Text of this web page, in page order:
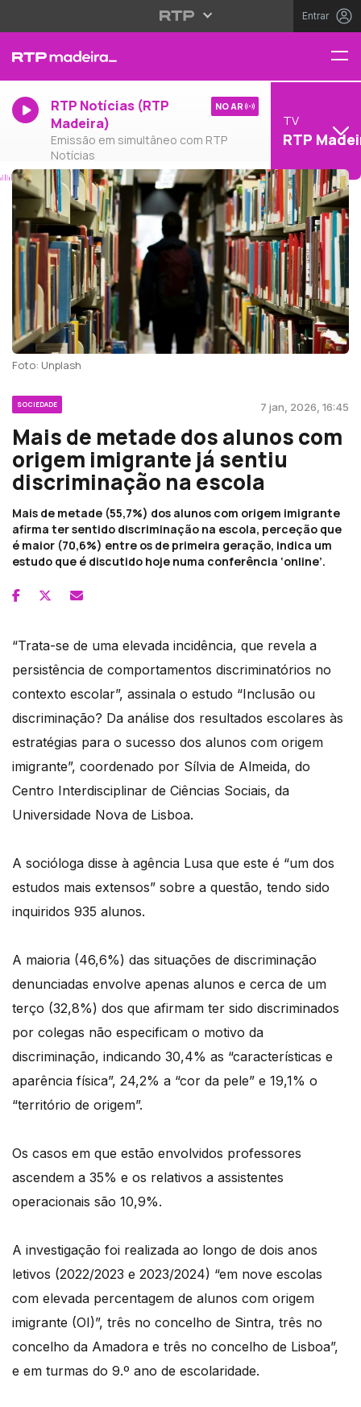
Entrar
RTP Notícias (RTP
Madeira)
Emissão em simultâneo com RTP
Notícias
NO AR
TV
RTP
Foto: Unplash
SOCIEDADE 7 jan, 2026, 16:45
Mais de metade dos alunos com
origem imigrante já sentiu
discriminação na escola
Mais de metade (55,7%) dos alunos com origem imigrante
afirma ter sentido discriminação na escola, perceção que
é maior (70,6%) entre os de primeira geração, indica um
estudo que é discutido hoje numa conferência ‘online’.
“Trata-se de uma elevada incidência, que revela a
persistência de comportamentos discriminatórios no
contexto escolar”, assinala o estudo “Inclusão ou
discriminação? Da análise dos resultados escolares às
estratégias para o sucesso dos alunos com origem
imigrante”, coordenado por Sílvia de Almeida, do
Centro Interdisciplinar de Ciências Sociais, da
Universidade Nova de Lisboa.
A socióloga disse à agência Lusa que este é “um dos
estudos mais extensos” sobre a questão, tendo sido
inquiridos 935 alunos.
A maioria (46,6%) das situações de discriminação
denunciadas envolve apenas alunos e cerca de um
terço (32,8%) dos que afirmam ter sido discriminados
por colegas não especificam o motivo da
discriminação, indicando 30,4% as “características e
aparência física”, 24,2% a “cor da pele” e 19,1% o
“território de origem”.
Os casos em que estão envolvidos professores
ascendem a 35% e os relativos a assistentes
operacionais são 10,9%.
A investigação foi realizada ao longo de dois anos
letivos (2022/2023 e 2023/2024) “em nove escolas
com elevada percentagem de alunos com origem
imigrante (OI)”, três no concelho de Sintra, três no
concelho da Amadora e três no concelho de Lisboa”,
e em turmas do 9.º ano de escolaridade.